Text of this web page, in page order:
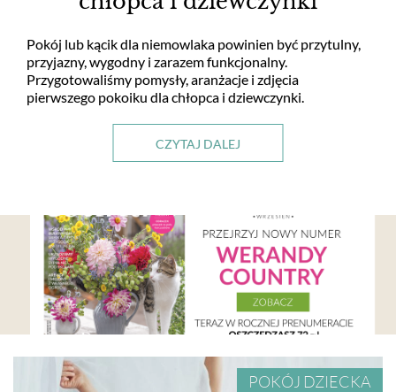
Pokój lub kącik dla niemowlaka powinien być przytulny,
przyjazny, wygodny i zarazem funkcjonalny.
Przygotowaliśmy pomysły, aranżacje i zdjęcia
pierwszego pokoiku dla chłopca i dziewczynki.
CZYTAJ DALEJ
POKÓJ DZIECKA